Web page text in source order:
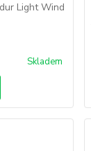
Light Wind
Skladem